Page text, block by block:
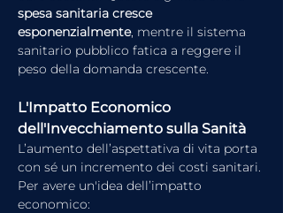
spesa sanitaria cresce
esponenzialmente, mentre il sistema
sanitario pubblico fatica a reggere il
peso della domanda crescente.
L'Impatto Economico
dell'Invecchiamento sulla Sanità
L’aumento dell’aspettativa di vita porta
con sé un incremento dei costi sanitari.
Per avere un'idea dell’impatto
economico: